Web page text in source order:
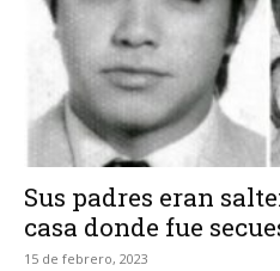
Sus padres eran
casa donde fue
15 de febrero, 2023